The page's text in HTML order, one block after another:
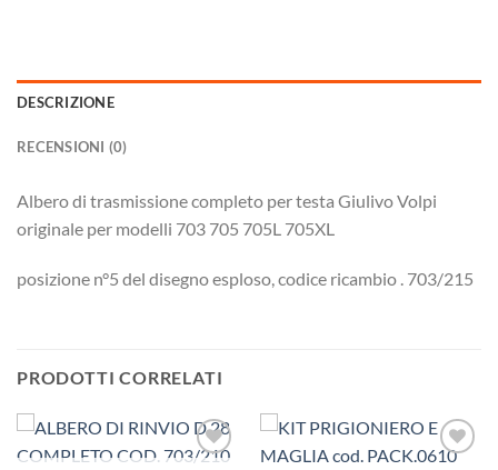
DESCRIZIONE
RECENSIONI (0)
Albero di trasmissione completo per testa Giulivo Volpi
originale per modelli 703 705 705L 705XL
posizione n°5 del disegno esploso, codice ricambio . 703/215
PRODOTTI CORRELATI